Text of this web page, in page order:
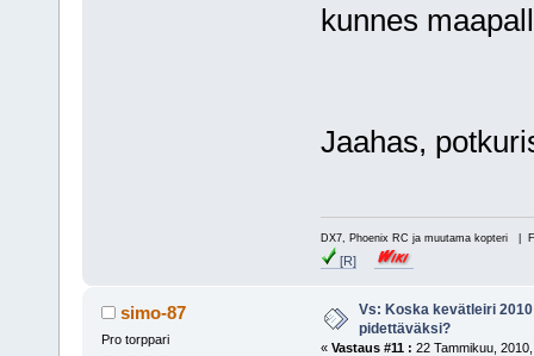
kunnes
Jaahas,
DX7, Phoenix RC ja muutama kopteri |
[R]
simo-87
Pro torppari
Vs: Koska kevätleiri
pidettäväksi?
« Vastaus #11 : 22 Tammikuu,